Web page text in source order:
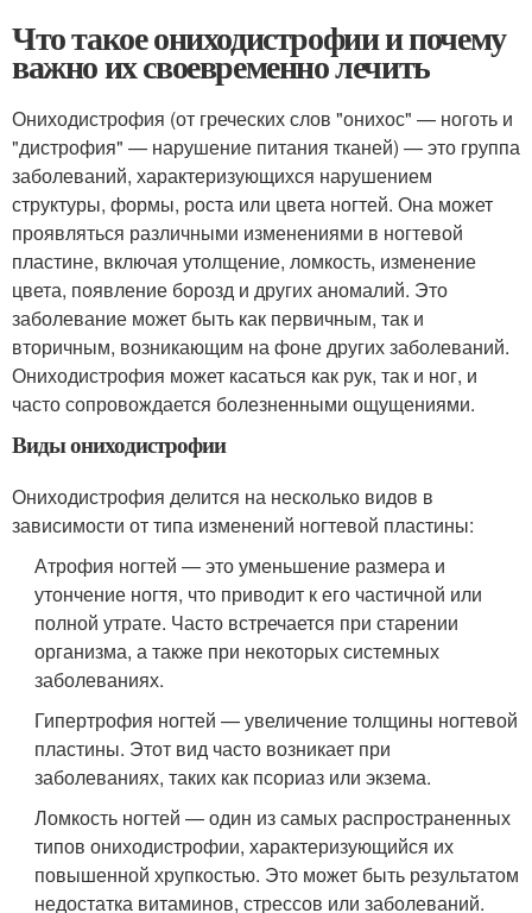
Что такое ониходистрофии и почему
важно их своевременно лечить
Ониходистрофия (от греческих слов "онихос" — ноготь и
"дистрофия" — нарушение питания тканей) — это группа
заболеваний, характеризующихся нарушением
структуры, формы, роста или цвета ногтей. Она может
проявляться различными изменениями в ногтевой
пластине, включая утолщение, ломкость, изменение
цвета, появление борозд и других аномалий. Это
заболевание может быть как первичным, так и
вторичным, возникающим на фоне других заболеваний.
Ониходистрофия может касаться как рук, так и ног, и
часто сопровождается болезненными ощущениями.
Виды ониходистрофии
Ониходистрофия делится на несколько видов в
зависимости от типа изменений ногтевой пластины:
Атрофия ногтей — это уменьшение размера и
утончение ногтя, что приводит к его частичной или
полной утрате. Часто встречается при старении
организма, а также при некоторых системных
заболеваниях.
Гипертрофия ногтей — увеличение толщины ногтевой
пластины. Этот вид часто возникает при
заболеваниях, таких как псориаз или экзема.
Ломкость ногтей — один из самых распространенных
типов ониходистрофии, характеризующийся их
повышенной хрупкостью. Это может быть результатом
недостатка витаминов, стрессов или заболеваний.